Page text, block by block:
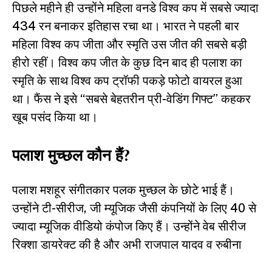
पिछले महीने ही उन्होंने महिला वनडे विश्व कप में सबसे ज्यादा
434 रन बनाकर इतिहास रचा था। भारत ने पहली बार
महिला विश्व कप जीता और स्मृति उस जीत की सबसे बड़ी
हीरो रहीं। विश्व कप जीत के कुछ दिन बाद ही पलाश का
स्मृति के साथ विश्व कप ट्रॉफी पकड़े फोटो वायरल हुआ
था। फैंस ने इसे “सबसे बेहतरीन प्री-वेडिंग गिफ्ट” कहकर
खूब पसंद किया था।
पलाश मुच्छल कौन हैं?
पलाश मशहूर संगीतकार पलक मुच्छल के छोटे भाई हैं।
उन्होंने टी-सीरीज, जी म्यूजिक जैसी कंपनियों के लिए 40 से
ज्यादा म्यूजिक वीडियो कंपोज किए हैं। उन्होंने वेब सीरीज
रिक्शा डायरेक्ट की है और अभी राजपाल यादव व रुबीना